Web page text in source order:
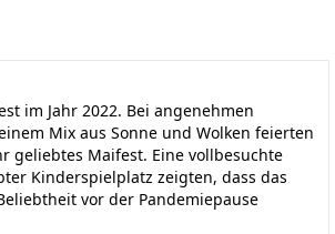
im Jahr 2022. Bei angenehmen
Mix aus Sonne und Wolken feierten
geliebtes Maifest. Eine vollbesuchte
Kinderspielplatz zeigten, dass das
vor der Pandemiepause